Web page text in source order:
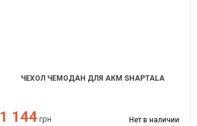
ЧЕХОЛ ЧЕМОДАН ДЛЯ АКМ SHAPTALA
1 144 грн Нет в наличии